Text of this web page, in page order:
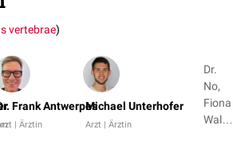
vertebrae)
Frank Antwerpes
| Ärztin
Michael Unterhofer
Arzt | Ärztin
Dr.
No,
Fiona